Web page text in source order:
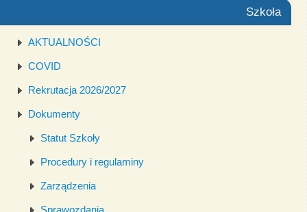
Szkoła
AKTUALNOŚCI
COVID
Rekrutacja 2026/2027
Dokumenty
Statut Szkoły
Procedury i regulaminy
Zarządzenia
Sprawozdania